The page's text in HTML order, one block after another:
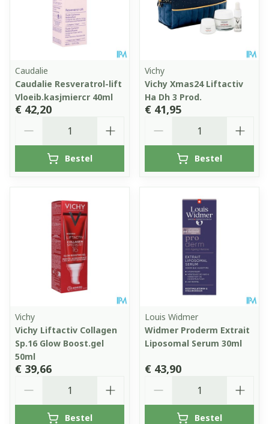
Caudalie
Caudalie Resveratrol-lift
Vloeib.kasjmiercr 40ml
€ 42,20
Bestel
Vichy
Vichy Xmas24 Liftactiv
Ha Dh 3 Prod.
€ 41,95
Bestel
Vichy
Vichy Liftactiv Collagen
Sp.16 Glow Boost.gel
50ml
€ 39,66
Bestel
Louis Widmer
Widmer Proderm Extrait
Liposomal Serum 30ml
€ 43,90
Bestel